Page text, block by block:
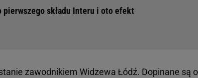
składu Interu i oto efekt
zawodnikiem Widzewa Łódź. Dopinane są